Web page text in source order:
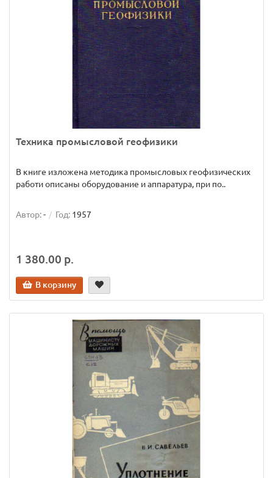
Техника промысловой геофизики
В книге изложена методика промысловых геофизических
работи описаны оборудование и аппаратура, при по..
Автор:- Год: 1957
1 380.00 р.
В корзину